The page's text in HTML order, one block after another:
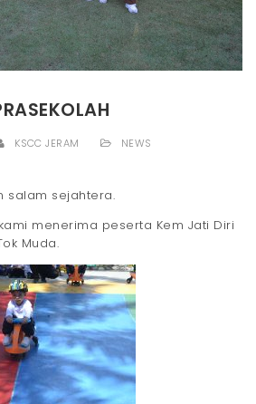
KSCC JERAM
NEWS
salam sejahtera.
menerima peserta Kem Jati Diri
Muda.